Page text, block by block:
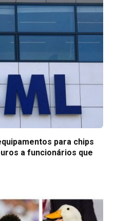
para chips
a funcionários que